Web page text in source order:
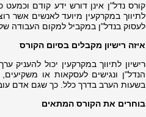
קורס נדל"ן אינן דורש ידע קודם
לתיווך במקרקעין מיועד לאנשים אשר
לעסוק בנדל"ן במקביל למקום העבודה
איזה רישיון מקבלים בסיום הקורס
רישיון לתיווך במקרקעין יכול
הנדל"ן ונגישים לעסקאות או
בשעות הערב בדרך כלל. כך שגם אדם
בוחרים את הקורס המתאים